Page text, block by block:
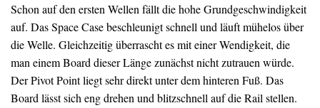
Schon auf den ersten Wellen fällt die hohe Grundgeschwindigkeit
auf. Das Space Case beschleunigt schnell und läuft mühelos über
die Welle. Gleichzeitig überrascht es mit einer Wendigkeit, die
man einem Board dieser Länge zunächst nicht zutrauen würde.
Der Pivot Point liegt sehr direkt unter dem hinteren Fuß. Das
Board lässt sich eng drehen und blitzschnell auf die Rail stellen.